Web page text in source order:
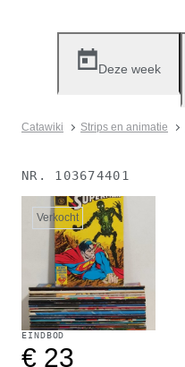
Deze week
Catawiki Strips en animatie
NR. 103674401
Verkocht
EINDBOD
€ 23